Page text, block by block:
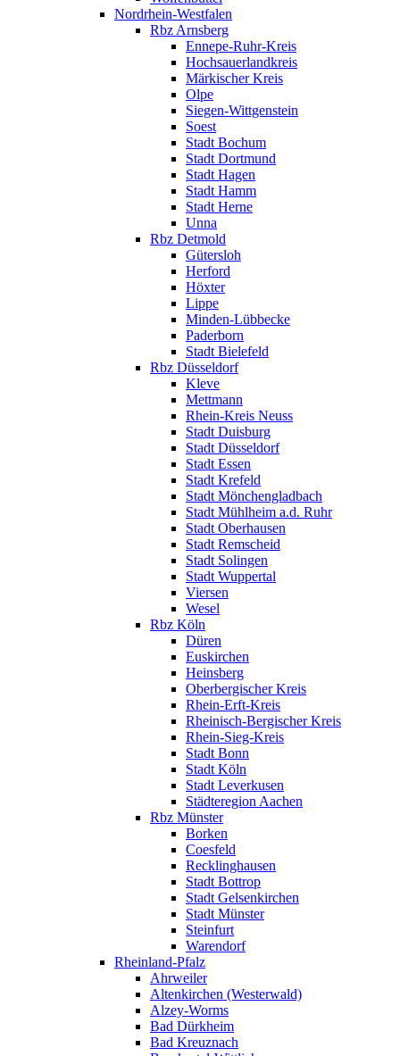
Nordrhein-Westfalen
Rbz Arnsberg
Ennepe-Ruhr-Kreis
Hochsauerlandkreis
Märkischer Kreis
Olpe
Siegen-Wittgenstein
Soest
Stadt Bochum
Stadt Dortmund
Stadt Hagen
Stadt Hamm
Stadt Herne
Unna
Rbz Detmold
Gütersloh
Herford
Höxter
Lippe
Minden-Lübbecke
Paderborn
Stadt Bielefeld
Rbz Düsseldorf
Kleve
Mettmann
Rhein-Kreis Neuss
Stadt Duisburg
Stadt Düsseldorf
Stadt Essen
Stadt Krefeld
Stadt Mönchengladbach
Stadt Mühlheim a.d. Ruhr
Stadt Oberhausen
Stadt Remscheid
Stadt Solingen
Stadt Wuppertal
Viersen
Wesel
Rbz Köln
Düren
Euskirchen
Heinsberg
Oberbergischer Kreis
Rhein-Erft-Kreis
Rheinisch-Bergischer Kreis
Rhein-Sieg-Kreis
Stadt Bonn
Stadt Köln
Stadt Leverkusen
Städteregion Aachen
Rbz Münster
Borken
Coesfeld
Recklinghausen
Stadt Bottrop
Stadt Gelsenkirchen
Stadt Münster
Steinfurt
Warendorf
Rheinland-Pfalz
Ahrweiler
Altenkirchen (Westerwald)
Alzey-Worms
Bad Dürkheim
Bad Kreuznach